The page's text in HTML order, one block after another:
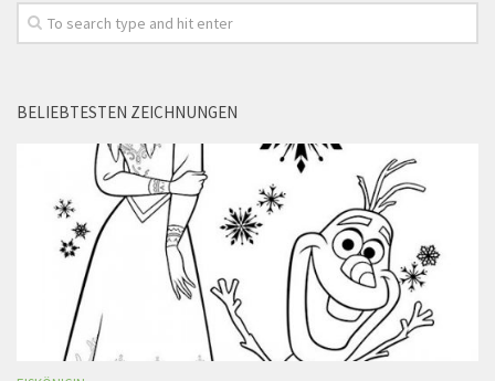
BELIEBTESTEN ZEICHNUNGEN